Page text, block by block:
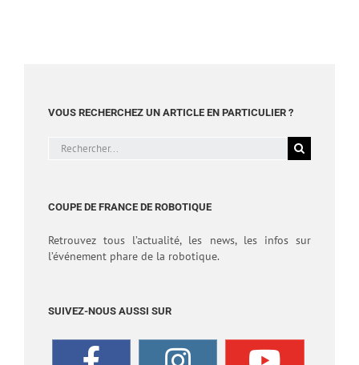
VOUS RECHERCHEZ UN ARTICLE EN PARTICULIER ?
Rechercher:
COUPE DE FRANCE DE ROBOTIQUE
Retrouvez tous l’actualité, les news, les infos sur
l’événement phare de la robotique.
SUIVEZ-NOUS AUSSI SUR